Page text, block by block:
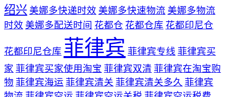
绍兴 美娜多快递时效 美娜多快速物流 美娜多物流
时效 美娜多配送时间 花都仓 花都仓库 花都印尼仓
花都印尼仓库 菲律宾 菲律宾专线 菲律宾买
家 菲律宾买家使用淘宝 菲律宾双清 菲律宾在淘宝购
物 菲律宾海运 菲律宾清关 菲律宾清关多久 菲律宾